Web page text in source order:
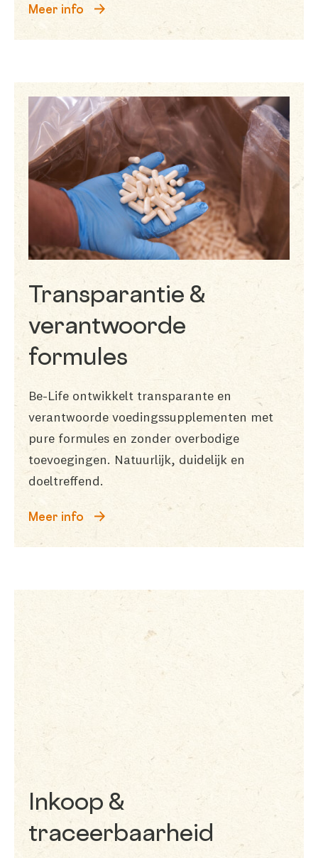
Meer info
Transparantie &
verantwoorde
formules
Be-Life ontwikkelt transparante en
verantwoorde voedingssupplementen met
pure formules en zonder overbodige
toevoegingen. Natuurlijk, duidelijk en
doeltreffend.
Meer info
Inkoop &
traceerbaarheid